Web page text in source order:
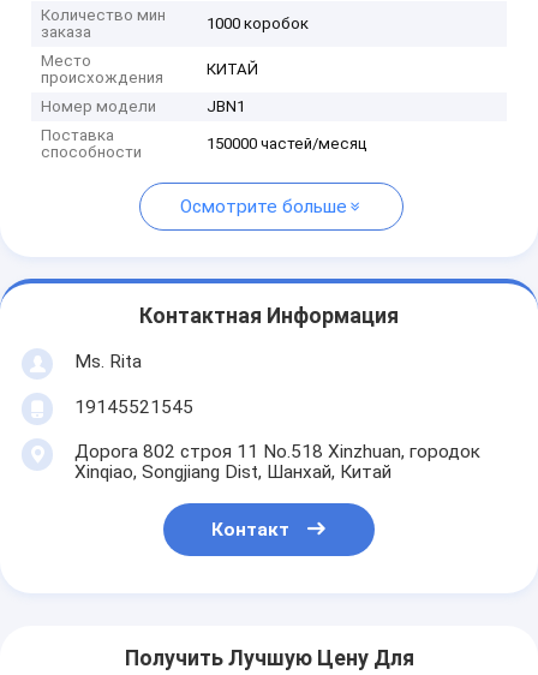
Количество мин
заказа
1000 коробок
Место
происхождения
КИТАЙ
Номер модели
JBN1
Поставка
способности
150000 частей/месяц
Осмотрите больше
Контактная Информация
Ms. Rita
19145521545
Дорога 802 строя 11 No.518 Xinzhuan, городок
Xinqiao, Songjiang Dist, Шанхай, Китай
Контакт
Получить Лучшую Цену Для